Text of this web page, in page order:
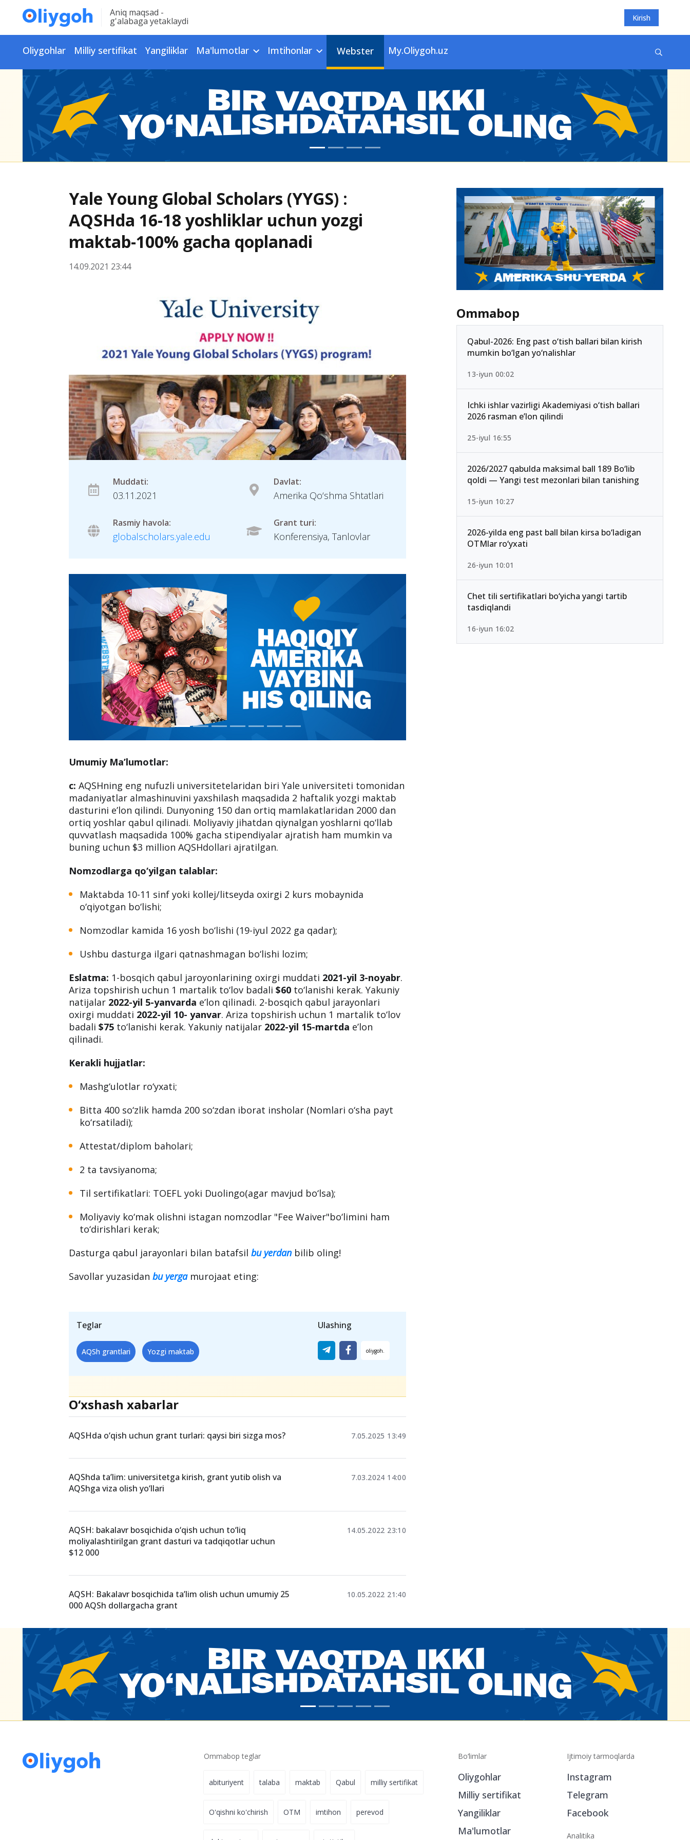
Aniq maqsad -
g'alabaga yetaklaydi Kirish
Oliygohlar Milliy sertifikat Yangiliklar Ma'lumotlar Imtihonlar Webster My.Oliygoh.uz
Yale Young Global Scholars (YYGS) :
AQSHda 16-18 yoshliklar uchun yozgi
maktab-100% gacha qoplanadi
14.09.2021 23:44
Muddati:
03.11.2021
Davlat:
Amerika Qo‘shma Shtatlari
Rasmiy havola:
globalscholars.yale.edu
Grant turi:
Konferensiya, Tanlovlar
Umumiy Ma’lumotlar:
c:AQSHning eng nufuzli universitetelaridan biri Yale universiteti tomonidan
madaniyatlar almashinuvini yaxshilash maqsadida 2 haftalik yozgi maktab
dasturini e’lon qilindi. Dunyoning 150 dan ortiq mamlakatlaridan 2000 dan
ortiq yoshlar qabul qilinadi. Moliyaviy jihatdan qiynalgan yoshlarni qo‘llab
quvvatlash maqsadida 100% gacha stipendiyalar ajratish ham mumkin va
buning uchun $3 million AQSHdollari ajratilgan.
Nomzodlarga qo‘yilgan talablar:
Maktabda 10-11 sinf yoki kollej/litseyda oxirgi 2 kurs mobaynida
o‘qiyotgan bo‘lishi;
Nomzodlar kamida 16 yosh bo‘lishi (19-iyul 2022 ga qadar);
Ushbu dasturga ilgari qatnashmagan bo‘lishi lozim;
Eslatma: 1-bosqich qabul jaroyonlarining oxirgi muddati 2021-yil 3-noyabr.
Ariza topshirish uchun 1 martalik to‘lov badali$60 to‘lanishi kerak. Yakuniy
natijalar 2022-yil 5-yanvarda e’lon qilinadi. 2-bosqich qabul jarayonlari
oxirgi muddati 2022-yil 10- yanvar. Ariza topshirish uchun 1 martalik to‘lov
badali $75 to‘lanishi kerak. Yakuniy natijalar 2022-yil 15-martda e’lon
qilinadi.
Kerakli hujjatlar:
Mashg‘ulotlar ro‘yxati;
Bitta 400 so‘zlik hamda 200 so‘zdan iborat insholar (Nomlari o‘sha payt
ko‘rsatiladi);
Attestat/diplom baholari;
2 ta tavsiyanoma;
Til sertifikatlari: TOEFL yoki Duolingo(agar mavjud bo‘lsa);
Moliyaviy ko‘mak olishni istagan nomzodlar "Fee Waiver"bo‘limini ham
to‘dirishlari kerak;
Dasturga qabul jarayonlari bilan batafsil bu yerdanbilib oling!
Savollar yuzasidanbu yerga murojaat eting:
Teglar
AQSh grantlari Yozgi maktab
Ulashing
O‘xshash xabarlar
AQSHda o‘qish uchun grant turlari: qaysi biri sizga mos? 7.05.2025 13:49
AQShda ta’lim: universitetga kirish, grant yutib olish va
AQShga viza olish yo‘llari
7.03.2024 14:00
AQSH: bakalavr bosqichida o‘qish uchun to‘liq
moliyalashtirilgan grant dasturi va tadqiqotlar uchun
$12 000
14.05.2022 23:10
AQSH: Bakalavr bosqichida ta’lim olish uchun umumiy 25
000 AQSh dollargacha grant
10.05.2022 21:40
Ommabop
Qabul-2026: Eng past o‘tish ballari bilan kirish
mumkin bo‘lgan yo‘nalishlar
13-iyun 00:02
Ichki ishlar vazirligi Akademiyasi o‘tish ballari
2026 rasman e’lon qilindi
25-iyul 16:55
2026/2027 qabulda maksimal ball 189 Bo‘lib
qoldi — Yangi test mezonlari bilan tanishing
15-iyun 10:27
2026-yilda eng past ball bilan kirsa bo‘ladigan
OTMlar ro‘yxati
26-iyun 10:01
Chet tili sertifikatlari bo‘yicha yangi tartib
tasdiqlandi
16-iyun 16:02
Ommabop teglar
abituriyent talaba maktab Qabul milliy sertifikat
O'qishni ko'chirish OTM imtihon perevod
Bo‘limlar
Oliygohlar
Milliy sertifikat
Yangiliklar
Ma'lumotlar
Ijtimoiy tarmoqlarda
Instagram
Telegram
Facebook
Analitika